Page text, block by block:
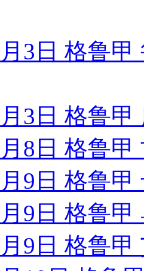
3日 格鲁
3日 格鲁
8日 格鲁
9日 格鲁
9日 格鲁
9日 格鲁